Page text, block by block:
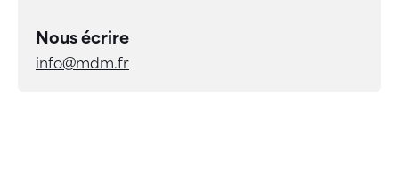
Nous écrire
info@mdm.fr